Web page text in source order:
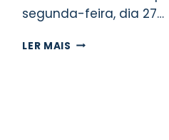
segunda-feira, dia 27…
LER MAIS INÍCIO